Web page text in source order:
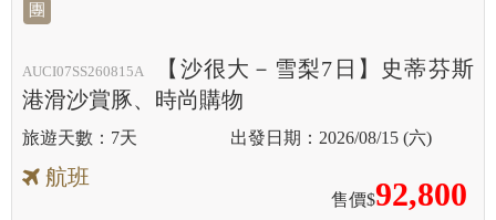
團
AUCI07SS260815A
【沙很大－雪梨7日】史蒂芬斯
港滑沙賞豚、時尚購物
7天 2026/08/15 (六)
航班
售價$92,800